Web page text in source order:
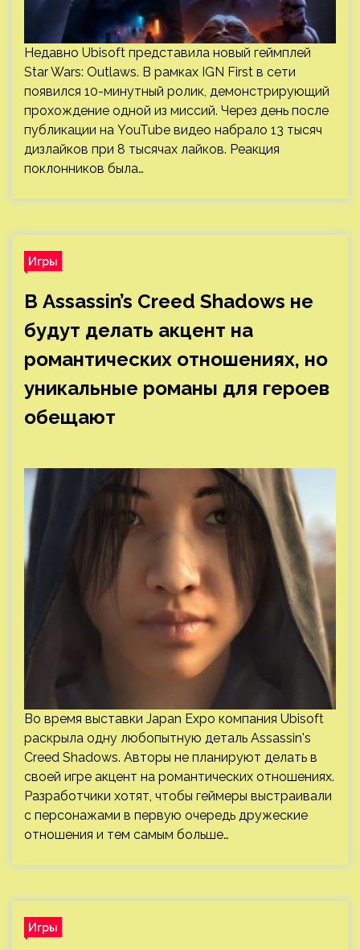
Недавно Ubisoft представила новый геймплей
Star Wars: Outlaws. В рамках IGN First в сети
появился 10-минутный ролик, демонстрирующий
прохождение одной из миссий. Через день после
публикации на YouTube видео набрало 13 тысяч
дизлайков при 8 тысячах лайков. Реакция
поклонников была…
Игры
В Assassin’s Creed Shadows не
будут делать акцент на
романтических отношениях, но
уникальные романы для героев
обещают
Во время выставки Japan Expo компания Ubisoft
раскрыла одну любопытную деталь Assassin's
Creed Shadows. Авторы не планируют делать в
своей игре акцент на романтических отношениях.
Разработчики хотят, чтобы геймеры выстраивали
с персонажами в первую очередь дружеские
отношения и тем самым больше…
Игры